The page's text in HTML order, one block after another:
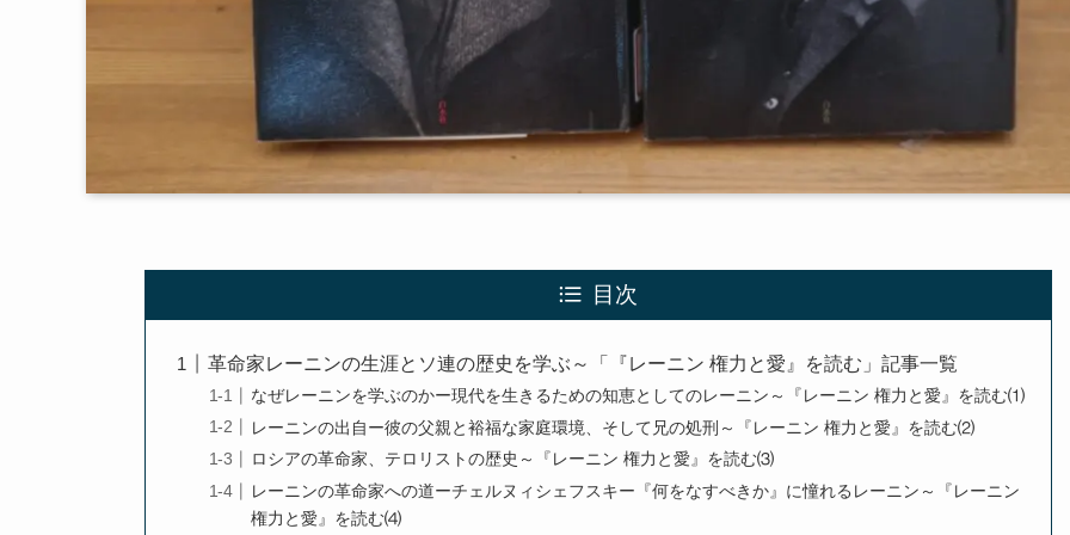
目次
革命家レーニンの生涯とソ連の歴史を学ぶ～「『レーニン 権力と愛』を読む」記事一覧
なぜレーニンを学ぶのかー現代を生きるための知恵としてのレーニン～『レーニン 権力と愛』を読む⑴
レーニンの出自ー彼の父親と裕福な家庭環境、そして兄の処刑～『レーニン 権力と愛』を読む⑵
ロシアの革命家、テロリストの歴史～『レーニン 権力と愛』を読む⑶
レーニンの革命家への道ーチェルヌィシェフスキー『何をなすべきか』に憧れるレーニン～『レーニン
権力と愛』を読む⑷